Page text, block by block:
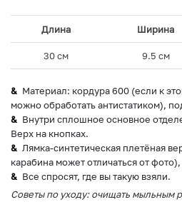
Длина Ширина
30 см 9.5 см
Материал: кордура 600 (если к
можно обработать антистатиком),
Внутри сплошное основное
Верх на кнопках.⁣⁣
Лямка-синтетическая плетёная
карабина может отличаться от
Все спросят, где вы такую взяли.
Советы по уходу: очищать мыльным